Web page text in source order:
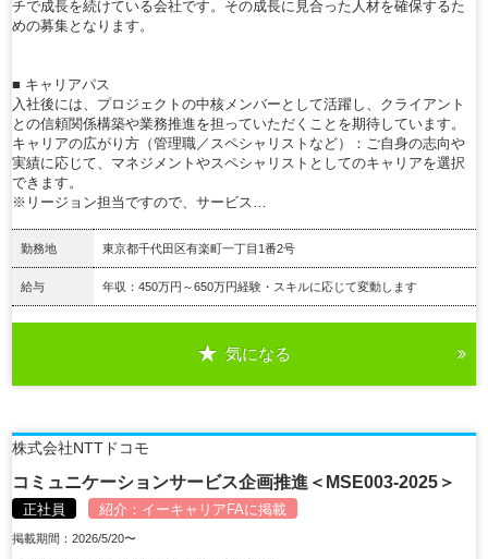
チで成長を続けている会社です。その成長に見合った人材を確保するた
めの募集となります。
■ キャリアパス
入社後には、プロジェクトの中核メンバーとして活躍し、クライアント
との信頼関係構築や業務推進を担っていただくことを期待しています。
キャリアの広がり方（管理職／スペシャリストなど）：ご自身の志向や
実績に応じて、マネジメントやスペシャリストとしてのキャリアを選択
できます。
※リージョン担当ですので、サービス…
勤務地 東京都千代田区有楽町一丁目1番2号
給与 年収：450万円～650万円経験・スキルに応じて変動します
気になる
株式会社NTTドコモ
コミュニケーションサービス企画推進＜MSE003-2025＞
正社員 紹介： イーキャリアFAに掲載
掲載期間：2026/5/20〜